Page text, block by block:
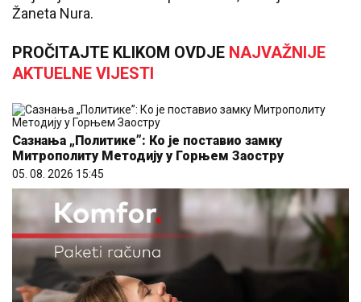
Žaneta Nura.
PROČITAJTE KLIKOM OVDJE NAJVAŽNIJE
AKTUELNE VIJESTI
Сазнања „Политике”: Ко је поставио замку
Митрополиту Методију у Горњем Заостру
05. 08. 2026 15:45